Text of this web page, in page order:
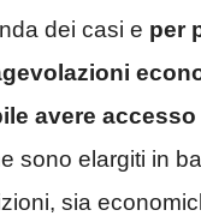
dei casi e per
avere
sono elargiti in
sia